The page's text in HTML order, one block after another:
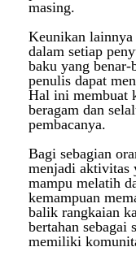
masing.
Keunikan lainnya
dalam setiap
baku yang benar-
penulis dapat
Hal ini membuat
beragam dan
pembacanya.
Bagi sebagian
menjadi aktivitas
mampu melatih
kemampuan
balik rangkaian
bertahan sebagai
memiliki